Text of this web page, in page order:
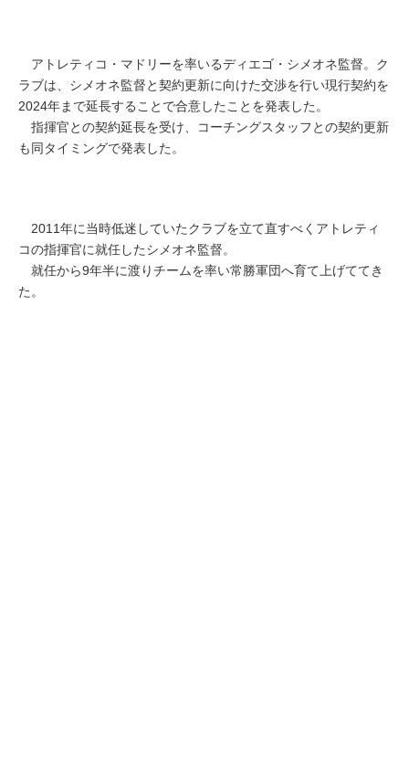
アトレティコ・マドリーを率いるディエゴ・シメオネ監督。ク
ラブは、シメオネ監督と契約更新に向けた交渉を行い現行契約を
2024年まで延長することで合意したことを発表した。
指揮官との契約延長を受け、コーチングスタッフとの契約更新
も同タイミングで発表した。
2011年に当時低迷していたクラブを立て直すべくアトレティ
コの指揮官に就任したシメオネ監督。
就任から9年半に渡りチームを率い常勝軍団へ育て上げててき
た。